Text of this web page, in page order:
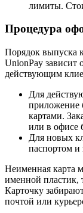
лимиты.
Процедура
Порядок выпуска
UnionPay зависит
действующим
Для
приложение
картами.
или в офисе
Для новых
паспортом и
Неименная карта
именной пластик,
Карточку
почтой или